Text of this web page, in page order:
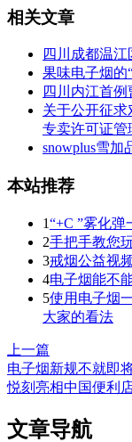
相关文章
四川成都温
果味电子烟的
四川内江首
关于公开征
专卖许可证管
snowplus雪加
本站推荐
1“+C ”雾化
2手把手教您
3戒烟公益视
4电子烟能不
5使用电子烟
大家的看法
上一篇
电子烟新规不就即
悦刻亮相中国便利
文章导航